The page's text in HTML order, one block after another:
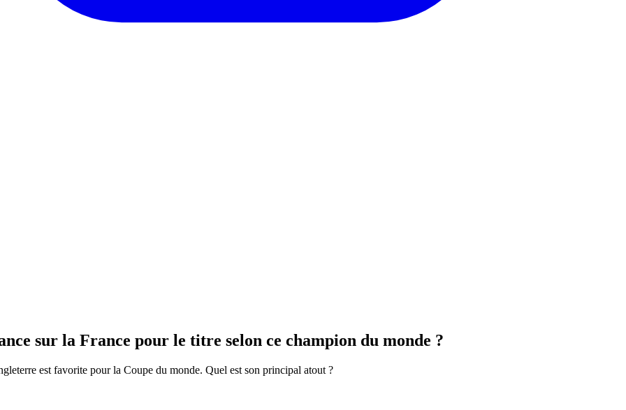
sur la France pour le titre selon ce champion du monde ?
est favorite pour la Coupe du monde. Quel est son principal atout ?